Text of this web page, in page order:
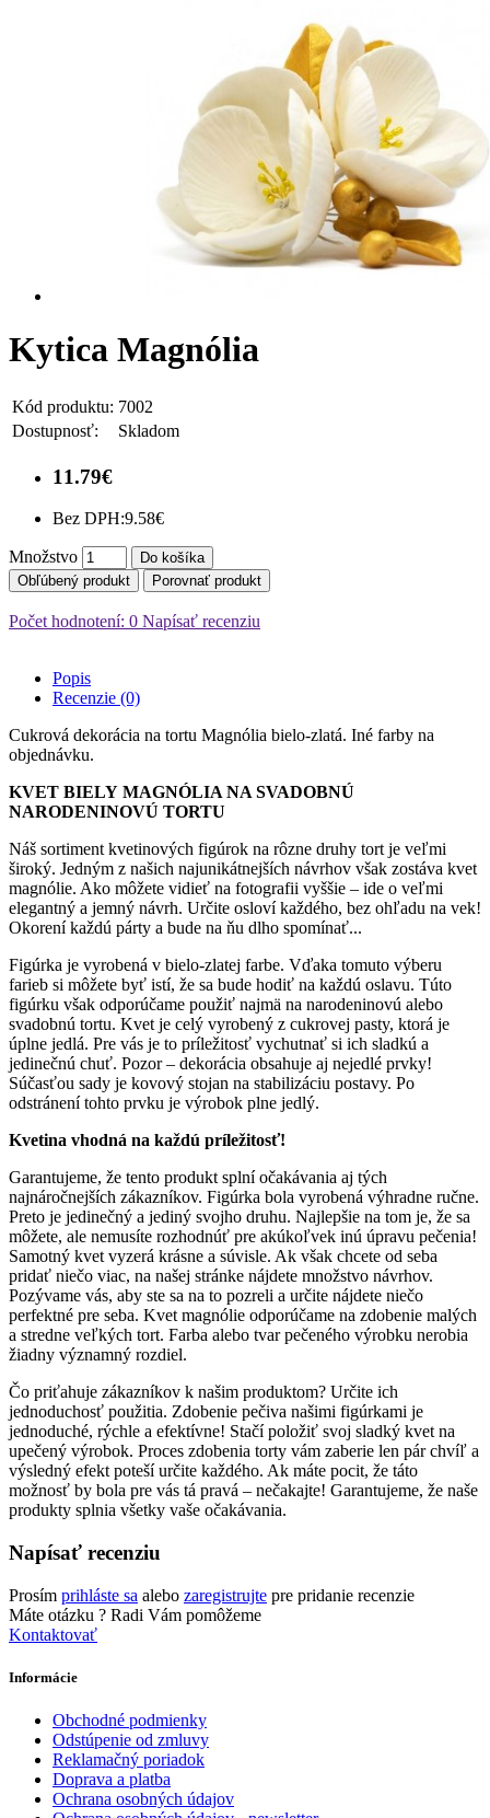
Kytica Magnólia
Kód produktu: 7002
Dostupnosť:
Skladom
11.79€
Bez DPH:9.58€
Množstvo
Do košíka
Obľúbený produkt
Porovnať produkt
Počet hodnotení: 0 Napísať recenziu
Popis
Recenzie (0)
Cukrová dekorácia na tortu Magnólia bielo-zlatá. Iné farby na
objednávku.
KVET BIELY MAGNÓLIA NA SVADOBNÚ
NARODENINOVÚ TORTU
Náš sortiment kvetinových figúrok na rôzne druhy tort je veľmi
široký. Jedným z našich najunikátnejších návrhov však zostáva kvet
magnólie. Ako môžete vidieť na fotografii vyššie – ide o veľmi
elegantný a jemný návrh. Určite osloví každého, bez ohľadu na vek!
Okorení každú párty a bude na ňu dlho spomínať...
Figúrka je vyrobená v bielo-zlatej farbe. Vďaka tomuto výberu
farieb si môžete byť istí, že sa bude hodiť na každú oslavu. Túto
figúrku však odporúčame použiť najmä na narodeninovú alebo
svadobnú tortu. Kvet je celý vyrobený z cukrovej pasty, ktorá je
úplne jedlá. Pre vás je to príležitosť vychutnať si ich sladkú a
jedinečnú chuť. Pozor – dekorácia obsahuje aj nejedlé prvky!
Súčasťou sady je kovový stojan na stabilizáciu postavy. Po
odstránení tohto prvku je výrobok plne jedlý.
Kvetina vhodná na každú príležitosť!
Garantujeme, že tento produkt splní očakávania aj tých
najnáročnejších zákazníkov. Figúrka bola vyrobená výhradne ručne.
Preto je jedinečný a jediný svojho druhu. Najlepšie na tom je, že sa
môžete, ale nemusíte rozhodnúť pre akúkoľvek inú úpravu pečenia!
Samotný kvet vyzerá krásne a súvisle. Ak však chcete od seba
pridať niečo viac, na našej stránke nájdete množstvo návrhov.
Pozývame vás, aby ste sa na to pozreli a určite nájdete niečo
perfektné pre seba. Kvet magnólie odporúčame na zdobenie malých
a stredne veľkých tort. Farba alebo tvar pečeného výrobku nerobia
žiadny významný rozdiel.
Čo priťahuje zákazníkov k našim produktom? Určite ich
jednoduchosť použitia. Zdobenie pečiva našimi figúrkami je
jednoduché, rýchle a efektívne! Stačí položiť svoj sladký kvet na
upečený výrobok. Proces zdobenia torty vám zaberie len pár chvíľ a
výsledný efekt poteší určite každého. Ak máte pocit, že táto
možnosť by bola pre vás tá pravá – nečakajte! Garantujeme, že naše
produkty splnia všetky vaše očakávania.
Napísať recenziu
Prosím prihláste sa alebo zaregistrujte pre pridanie recenzie
Máte otázku ? Radi Vám pomôžeme
Kontaktovať
Informácie
Obchodné podmienky
Odstúpenie od zmluvy
Reklamačný poriadok
Doprava a platba
Ochrana osobných údajov